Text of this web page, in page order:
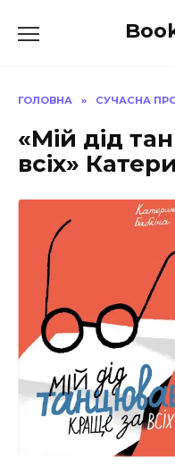
до
ГОЛОВНА » СУЧАСНА
«Мій дід
всіх»